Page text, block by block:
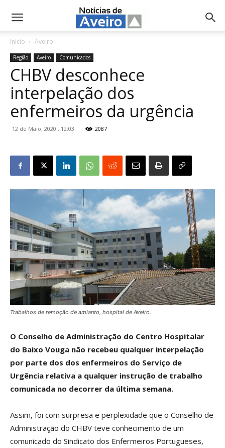
NotíciasdeAveiro.pt
Início Aveiro
Região Aveiro Comunicados
CHBV desconhece
interpelação dos
enfermeiros da urgência
12 de Maio, 2020 , 12:03 2087
Trabalhos de remoção de amianto, hospital de Aveiro.
O Conselho de Administração do Centro Hospitalar
do Baixo Vouga não recebeu qualquer interpelação
por parte dos dos enfermeiros do Serviço de
Urgência relativa a qualquer instrução de trabalho
comunicada no decorrer da última semana.
Assim, foi com surpresa e perplexidade que o Conselho de
Administração do CHBV teve conhecimento de um
comunicado do Sindicato dos Enfermeiros Portugueses,